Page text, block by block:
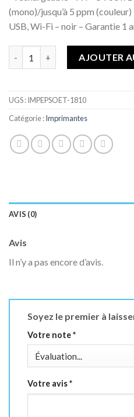
(mono)/jusqu’à 5 ppm
USB, Wi-Fi – noir – Garantie 1
AJOUTER
UGS :IMPEPSOET-1810
Catégorie :Imprimantes
AVIS (0)
Avis
Il n’y a pas encore d’avis.
Soyez le premier à
Votre note*
Votre avis*